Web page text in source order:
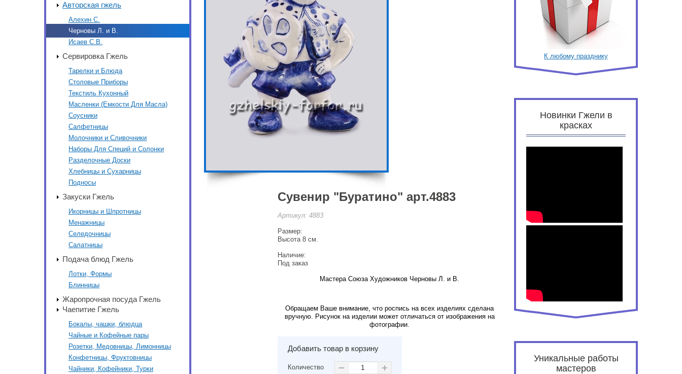
Авторская гжель
Алехин С.
Черновы Л. и В.
Исаев С.В.
Сервировка Гжель
Тарелки и Блюда
Столовые Приборы
Текстиль Кухонный
Масленки (Емкости Для Масла)
Соусники
Салфетницы
Молочники и Сливочники
Наборы Для Специй и Солонки
Разделочные Доски
Хлебницы и Сухарницы
Подносы
Закуски Гжель
Икорницы и Шпротницы
Менажницы
Селедочницы
Салатницы
Подача блюд Гжель
Лотки, Формы
Блинницы
Жаропрочная посуда Гжель
Чаепитие Гжель
Бокалы, чашки, блюдца
Чайные и Кофейные пары
Розетки, Медовницы, Лимонницы
Конфетницы, Фруктовницы
Чайники, Кофейники, Турки
Сувенир "Буратино" арт.4883
Артикул: 4883
Размер:
Высота 8 см.
Наличие:
Под заказ
Мастера Союза Художников Черновы Л. и В.
Обращаем Ваше внимание, что роспись на всех изделиях сделана
вручную. Рисунок на изделии может отличаться от изображения на
фотографии.
Добавить товар в корзину
Количество
К любому празднику
Новинки Гжели в
красках
Уникальные работы
мастеров